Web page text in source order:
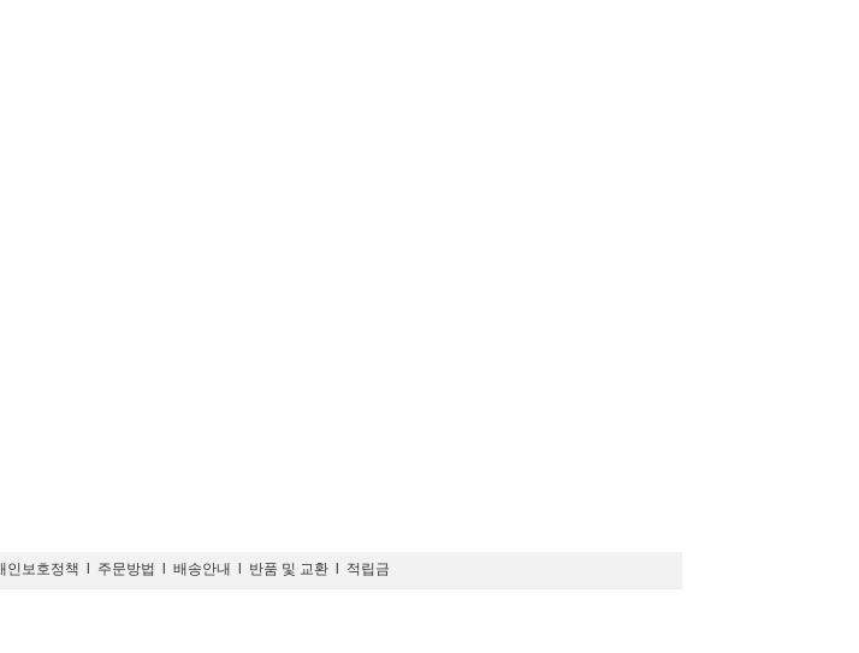
인보호정책 주문방법 배송안내 반품 및 교환 적립금